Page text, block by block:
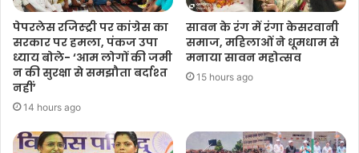
पेपरलेस रजिस्ट्री पर कांग्रेस का
सरकार पर हमला, पंकज उपा
ध्याय बोले- ‘आम लोगों की जमी
न की सुरक्षा से समझौता बर्दाश्त
नहीं’
14 hours ago
सावन के रंग में रंगा केसरवानी
समाज, महिलाओं ने धूमधाम से
मनाया सावन महोत्सव
15 hours ago